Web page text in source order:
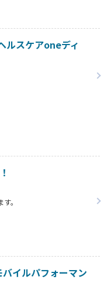
ルスケアoneディ
社Keep upが2025年12
。
イルパフォーマン